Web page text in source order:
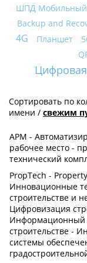
ШПД Мобильный
Backup and
4G
Планшет
Сортировать по
имени / свежим
АРМ -
рабочее место -
технический
PropTech -
Инновационные
строительстве и
Цифровизация
Информационный
строительстве -
системы